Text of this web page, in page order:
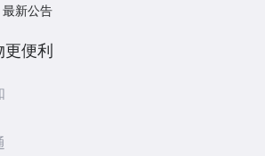
最新公告
更便利